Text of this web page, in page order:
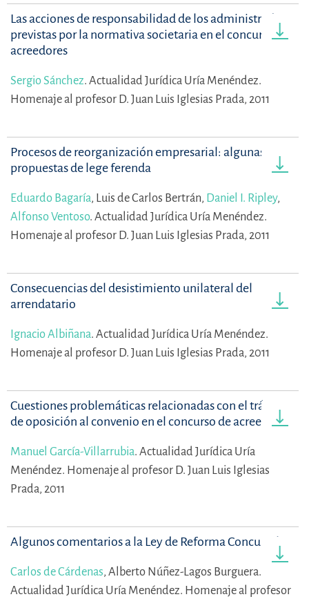
Las acciones de responsabilidad de los administradores
previstas por la normativa societaria en el concurso de
acreedores
Sergio Sánchez. Actualidad Jurídica Uría Menéndez.
Homenaje al profesor D. Juan Luis Iglesias Prada, 2011
Procesos de reorganización empresarial: algunas
propuestas de lege ferenda
Eduardo Bagaría, Luis de Carlos Bertrán, Daniel I. Ripley,
Alfonso Ventoso. Actualidad Jurídica Uría Menéndez.
Homenaje al profesor D. Juan Luis Iglesias Prada, 2011
Consecuencias del desistimiento unilateral del
arrendatario
Ignacio Albiñana. Actualidad Jurídica Uría Menéndez.
Homenaje al profesor D. Juan Luis Iglesias Prada, 2011
Cuestiones problemáticas relacionadas con el trámite
de oposición al convenio en el concurso de acreedores
Manuel García-Villarrubia. Actualidad Jurídica Uría
Menéndez. Homenaje al profesor D. Juan Luis Iglesias
Prada, 2011
Algunos comentarios a la Ley de Reforma Concursal
Carlos de Cárdenas, Alberto Núñez-Lagos Burguera.
Actualidad Jurídica Uría Menéndez. Homenaje al profesor